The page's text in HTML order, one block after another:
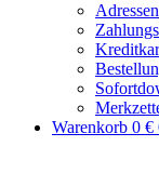
Adressen
Warenkorb 0 €